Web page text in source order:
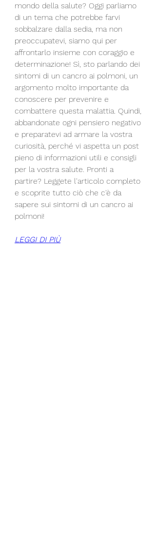
mondo della salute? Oggi parliamo
di un tema che potrebbe farvi
sobbalzare dalla sedia, ma non
preoccupatevi, siamo qui per
affrontarlo insieme con coraggio e
determinazione! Sì, sto parlando dei
sintomi di un cancro ai polmoni, un
argomento molto importante da
conoscere per prevenire e
combattere questa malattia. Quindi,
abbandonate ogni pensiero negativo
e preparatevi ad armare la vostra
curiosità, perché vi aspetta un post
pieno di informazioni utili e consigli
per la vostra salute. Pronti a
partire? Leggete l'articolo completo
e scoprite tutto ciò che c'è da
sapere sui sintomi di un cancro ai
polmoni!
LEGGI DI PIÙ